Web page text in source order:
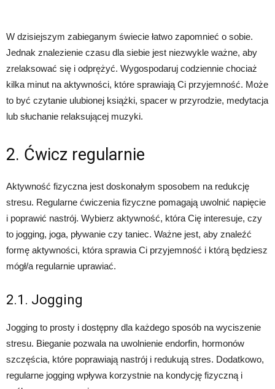
W dzisiejszym zabieganym świecie łatwo zapomnieć o sobie.
Jednak znalezienie czasu dla siebie jest niezwykle ważne, aby
zrelaksować się i odprężyć. Wygospodaruj codziennie chociaż
kilka minut na aktywności, które sprawiają Ci przyjemność. Może
to być czytanie ulubionej książki, spacer w przyrodzie, medytacja
lub słuchanie relaksującej muzyki.
2. Ćwicz regularnie
Aktywność fizyczna jest doskonałym sposobem na redukcję
stresu. Regularne ćwiczenia fizyczne pomagają uwolnić napięcie
i poprawić nastrój. Wybierz aktywność, która Cię interesuje, czy
to jogging, joga, pływanie czy taniec. Ważne jest, aby znaleźć
formę aktywności, która sprawia Ci przyjemność i którą będziesz
mógł/a regularnie uprawiać.
2.1. Jogging
Jogging to prosty i dostępny dla każdego sposób na wyciszenie
stresu. Bieganie pozwala na uwolnienie endorfin, hormonów
szczęścia, które poprawiają nastrój i redukują stres. Dodatkowo,
regularne jogging wpływa korzystnie na kondycję fizyczną i